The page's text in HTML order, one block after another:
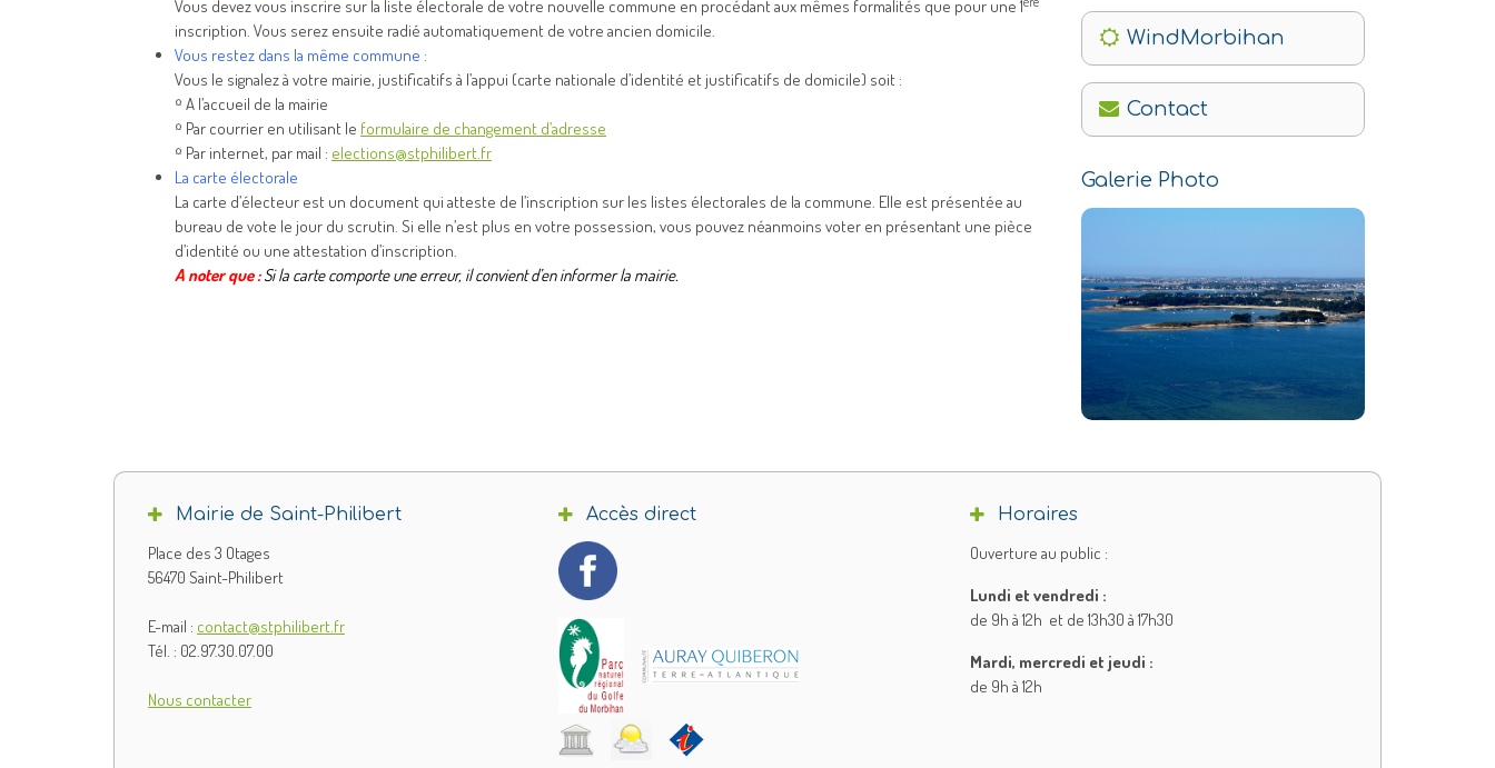
Vous devez vous inscrire sur la liste électorale de votre nouvelle commune en procédant aux mêmes formalités que pour une 1
inscription. Vous serez ensuite radié automatiquement de votre ancien domicile.
Vous restez dans la même commune :
Vous le signalez à votre mairie, justificatifs à l’appui (carte nationale d’identité et justificatifs de domicile) soit :
¤ A l’accueil de la mairie
¤ Par courrier en utilisant le formulaire de changement d’adresse
¤ Par internet, par mail : elections@stphilibert.fr
La carte électorale
La carte d’électeur est un document qui atteste de l’inscription sur les listes électorales de la commune. Elle est présentée au
bureau de vote le jour du scrutin. Si elle n’est plus en votre possession, vous pouvez néanmoins voter en présentant une pièce
d’identité ou une attestation d’inscription.
A noter que : Si la carte comporte une erreur, il convient d’en informer la mairie.
WindMorbihan
Contact
Galerie Photo
Mairie de Saint-Philibert
Place des 3 Otages
56470 Saint-Philibert
E-mail : contact@stphilibert.fr
Tél. : 02.97.30.07.00
Nous contacter
Accès direct Horaires
Ouverture au public :
Lundi et vendredi :
de 9h à 12h et de 13h30 à 17h30
Mardi, mercredi et jeudi :
de 9h à 12h